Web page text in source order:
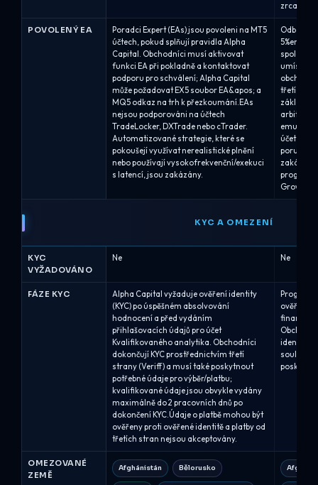
zrcadlit
POVOLENÝ EA
Poradci Expert (EAs) jsou povoleni na MT5
účtech, pokud splňují pravidla Alpha
Capital. Obchodníci musí aktivovat
funkci EA při pokladně a kontaktovat
podporu pro schválení; Alpha Capital
může požadovat EX5 soubor EA&apos; a
MQ5 odkaz na trh k přezkoumání.EAs
nejsou podporováni na účtech
TradeLocker, DXTrade nebo cTrader.
Automatizované strategie, které se
pokoušejí využívat nerealistické plnění
nebo používají vysokofrekvenční/exekuci
s latencí, jsou zakázány.
Odborní
5%ers,
umístit
obchody
třetích
základě
arbitráž
účet, u
porušující
zakázán
Growth.
KYC A OMEZENÍ
KYC
VYŽADOVÁNO
Ne Ne
FÁZE KYC
Alpha Capital vyžaduje ověření identity
(KYC) po úspěšném absolvování
hodnocení a před vydáním
přihlašovacích údajů pro účet
Kvalifikovaného analytika. Obchodníci
dokončují KYC prostřednictvím třetí
strany (Veriff) a musí také poskytnout
potřebné údaje pro výběr/platbu;
kvalifikované údaje jsou obvykle vydány
maximálně do 2 pracovních dnů po
dokončení KYC.Údaje o platbě mohou být
ověřeny proti ověřené identitě a platby od
třetích stran nejsou akceptovány.
Program
ověření
souladu
OMEZOVANÉ
ZEMĚ
Afghánistán Bělorusko